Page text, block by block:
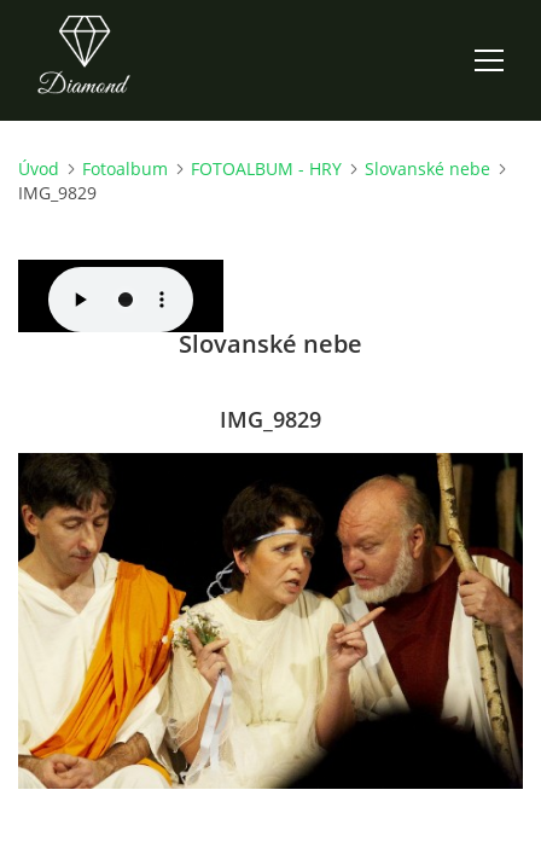
ÚVOD
O NÁS
CO NOVÉHO ZKOUŠÍME
KDY, KDE A CO HRAJEME
HRY OD ROKU 1973
VIDEOZÁZNAMY Z HER
FOTOALBUM
Úvod Fotoalbum FOTOALBUM - HRY
Slovanské nebe
IMG_9829
Slovanské nebe
IMG_9829